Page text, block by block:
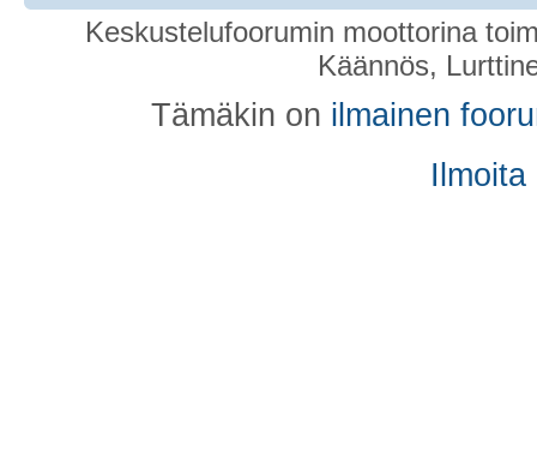
Keskustelufoorumin moottorina
Käännös,
Tämäkin on ilmainen